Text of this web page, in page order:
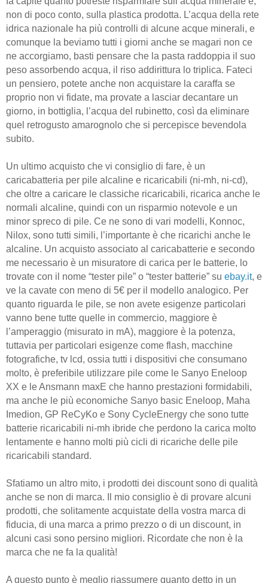
non di poco conto, sulla plastica prodotta. L’acqua della rete
idrica nazionale ha più controlli di alcune acque minerali, e
comunque la beviamo tutti i giorni anche se magari non ce
ne accorgiamo, basti pensare che la pasta raddoppia il suo
peso assorbendo acqua, il riso addirittura lo triplica. Fateci
un pensiero, potete anche non acquistare la caraffa se
proprio non vi fidate, ma provate a lasciar decantare un
giorno, in bottiglia, l’acqua del rubinetto, così da eliminare
quel retrogusto amarognolo che si percepisce bevendola
subito.
Un ultimo acquisto che vi consiglio di fare, è un
caricabatteria per pile alcaline e ricaricabili (ni-mh, ni-cd),
che oltre a caricare le classiche ricaricabili, ricarica anche le
normali alcaline, quindi con un risparmio notevole e un
minor spreco di pile. Ce ne sono di vari modelli, Konnoc,
Nilox, sono tutti simili, l’importante è che ricarichi anche le
alcaline. Un acquisto associato al caricabatterie e secondo
me necessario è un misuratore di carica per le batterie, lo
trovate con il nome “tester pile” o “tester batterie” su ebay.it, e
ve la cavate con meno di 5€ per il modello analogico. Per
quanto riguarda le pile, se non avete esigenze particolari
vanno bene tutte quelle in commercio, maggiore è
l’amperaggio (misurato in mA), maggiore è la potenza,
tuttavia per particolari esigenze come flash, macchine
fotografiche, tv lcd, ossia tutti i dispositivi che consumano
molto, è preferibile utilizzare pile come le Sanyo Eneloop
XX e le Ansmann maxE che hanno prestazioni formidabili,
ma anche le più economiche Sanyo basic Eneloop, Maha
Imedion, GP ReCyKo e Sony CycleEnergy che sono tutte
batterie ricaricabili ni-mh ibride che perdono la carica molto
lentamente e hanno molti più cicli di ricariche delle pile
ricaricabili standard.
Sfatiamo un altro mito, i prodotti dei discount sono di qualità
anche se non di marca. Il mio consiglio è di provare alcuni
prodotti, che solitamente acquistate della vostra marca di
fiducia, di una marca a primo prezzo o di un discount, in
alcuni casi sono persino migliori. Ricordate che non è la
marca che ne fa la qualità!
A questo punto è meglio riassumere quanto detto in un